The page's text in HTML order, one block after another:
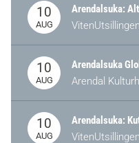
10
AUG
10
AUG
Arendal
10
AUG